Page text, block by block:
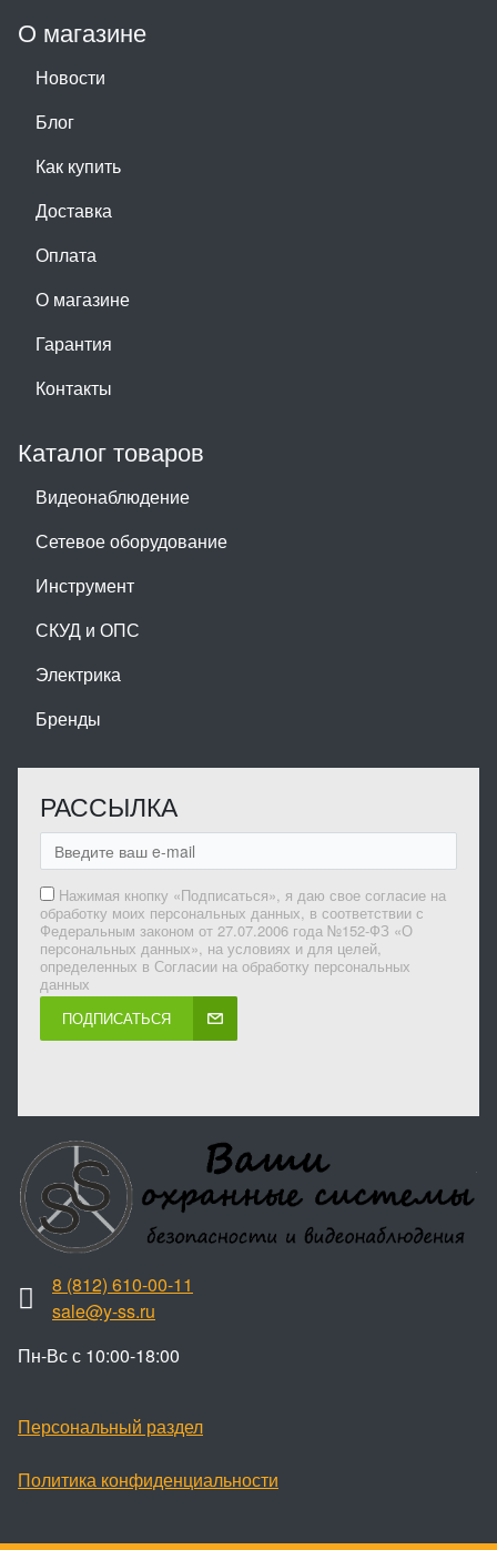
О магазине
Новости
Блог
Как купить
Доставка
Оплата
О магазине
Гарантия
Контакты
Каталог товаров
Видеонаблюдение
Сетевое оборудование
Инструмент
СКУД и ОПС
Электрика
Бренды
РАССЫЛКА
Нажимая кнопку «Подписаться», я даю свое согласие на
обработку моих персональных данных, в соответствии с
Федеральным законом от 27.07.2006 года №152-ФЗ «О
персональных данных», на условиях и для целей,
определенных в Согласии на обработку персональных
данных
ПОДПИСАТЬСЯ
8 (812) 610-00-11
sale@y-ss.ru
Пн-Вс с 10:00-18:00
Персональный раздел
Политика конфиденциальности